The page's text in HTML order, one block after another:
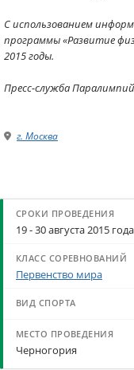
С использованием
программы «Развитие
2015 годы.
Пресс-служба
г. Москва
19 - 30 августа 2015 года
Первенство мира
Черногория